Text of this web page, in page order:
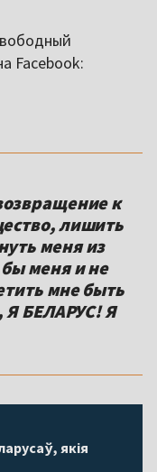
Facebook:
к
лишить
меня из
меня и не
мне быть
Я БЕЛАРУС! Я
якія